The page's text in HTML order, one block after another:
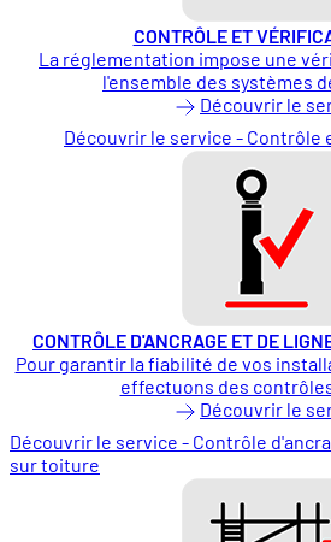
CONTRÔLE ET
La réglementation impose une
l'ensemble des systèmes
Découvrir le
Découvrir le service - Contrôle
CONTRÔLE D'ANCRAGE ET DE
Pour garantir la fiabilité de vos
effectuons des
Découvrir le
Découvrir le service - Contrôle
sur toiture